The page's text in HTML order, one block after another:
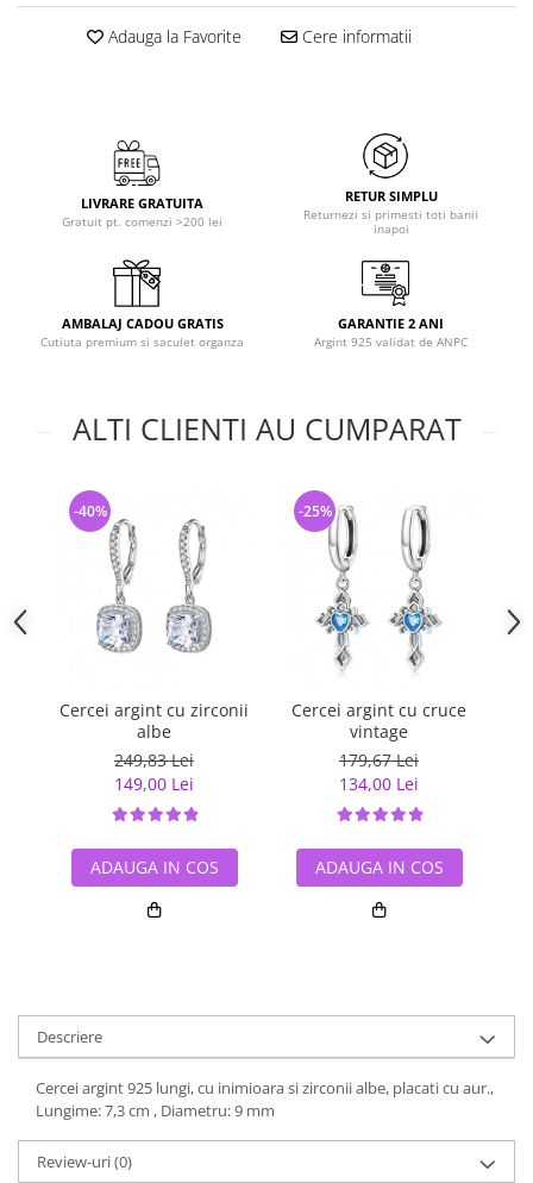
Adauga la Favorite Cere informatii
LIVRARE GRATUITA
Gratuit pt. comenzi >200 lei
RETUR SIMPLU
Returnezi si primesti toti banii
inapoi
AMBALAJ CADOU GRATIS
Cutiuta premium si saculet organza
GARANTIE 2 ANI
Argint 925 validat de ANPC
ALTI CLIENTI AU CUMPARAT
Cercei argint cu zirconii
albe
249,83 Lei
149,00 Lei
-40%
ADAUGA IN COS
Cercei argint cu cruce
vintage
179,67 Lei
134,00 Lei
-25%
ADAUGA IN COS
Descriere
Cercei argint 925 lungi, cu inimioara si zirconii albe, placati cu aur.,
Lungime: 7,3 cm , Diametru: 9 mm
Review-uri(0)